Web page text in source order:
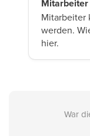
Mitarbeiter
werden.
hier.
War